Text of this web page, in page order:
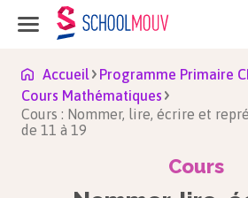
Accueil
Programme Primaire
Cours Mathématiques
Cours : Nommer, lire, écrire et
de 11 à 19
Cours